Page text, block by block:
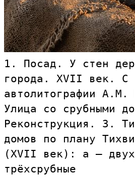
1. Посад. У стен
города. XVII век. С
автолитографии
Улица со срубными
Реконструкция. 3.
домов по плану
(XVII век): а –
трёхсрубные